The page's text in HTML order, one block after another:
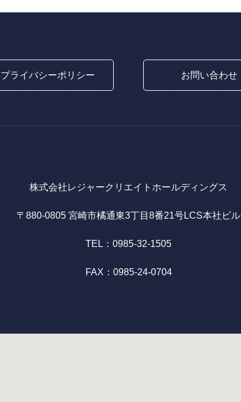
プライバシーポリシー お問い合わせ
株式会社レジャークリエイトホールディングス
〒880-0805 宮崎市橘通東3丁目8番21号LCS本社ビル
TEL：0985-32-1505
FAX：0985-24-0704